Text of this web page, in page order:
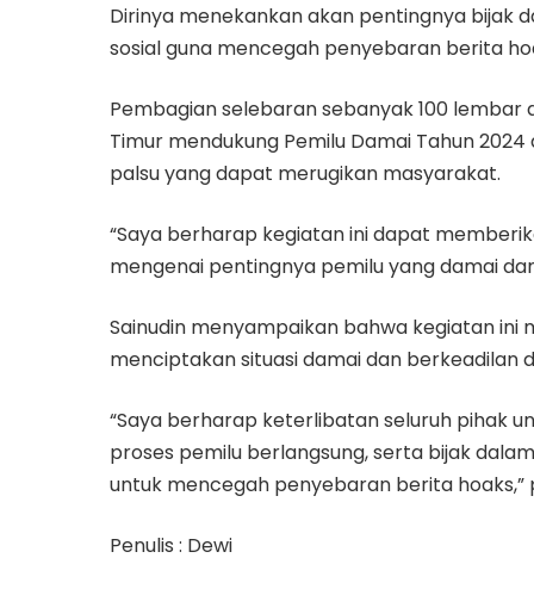
Dirinya menekankan akan pentingnya bijak
sosial guna mencegah penyebaran berita
Pembagian selebaran sebanyak 100
Timur mendukung Pemilu Damai Tahun
palsu yang dapat merugikan masyarakat.
“Saya berharap kegiatan ini dapat
mengenai pentingnya pemilu yang damai
Sainudin menyampaikan bahwa kegiatan
menciptakan situasi damai dan berkeadilan
“Saya berharap keterlibatan seluruh pihak
proses pemilu berlangsung, serta bijak
untuk mencegah penyebaran berita hoaks,”
Penulis : Dewi